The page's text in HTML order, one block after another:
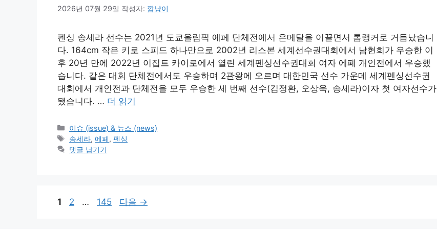
2026년 07월 29일 작성자: 깜냥이
펜싱 송세라 선수는 2021년 도쿄올림픽 에페 단체전에서 은메달을 이끌면서 톱랭커로 거듭났습니
다. 164cm 작은 키로 스피드 하나만으로 2002년 리스본 세계선수권대회에서 남현희가 우승한 이
후 20년 만에 2022년 이집트 카이로에서 열린 세계펜싱선수권대회 여자 에페 개인전에서 우승했
습니다. 같은 대회 단체전에서도 우승하며 2관왕에 오르며 대한민국 선수 가운데 세계펜싱선수권
대회에서 개인전과 단체전을 모두 우승한 세 번째 선수(김정환, 오상욱, 송세라)이자 첫 여자선수가
됐습니다. … 더 읽기
카
테
고
이슈 (issue) & 뉴스 (news)
태
그
송세라,에페,펜싱
댓글 남기기
페
1
페
2 …
페
145 다음 →